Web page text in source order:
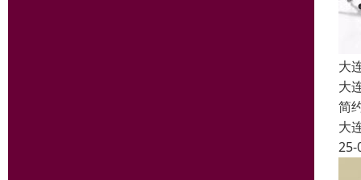
大
大
简
大
25-